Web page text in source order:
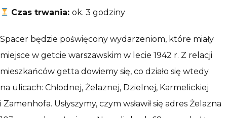
Czas trwania:ok. 3 godziny
Spacer będzie poświęcony wydarzeniom, które miały
miejsce w getcie warszawskim w lecie 1942 r. Z relacji
mieszkańców getta dowiemy się, co działo się wtedy
na ulicach: Chłodnej, Żelaznej, Dzielnej, Karmelickiej
i Zamenhofa. Usłyszymy, czym wsławił się adres Żelazna